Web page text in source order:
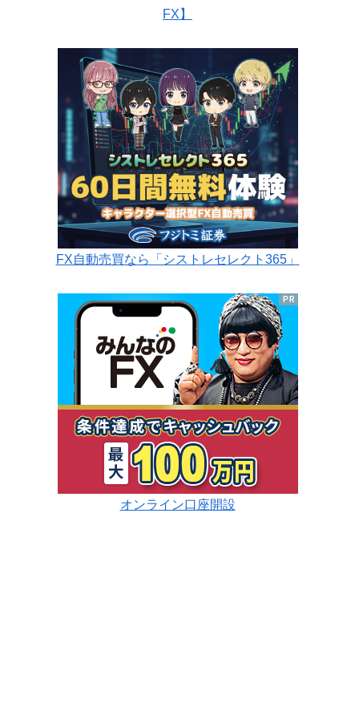
FX】
FX自動売買なら「シストレセレクト365」
オンライン口座開設